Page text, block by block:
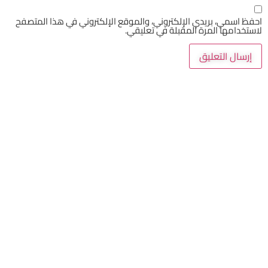
اسمي، بريدي الإلكتروني، والموقع الإلكتروني في هذا المتصفح
المرة المقبلة في تعليقي.